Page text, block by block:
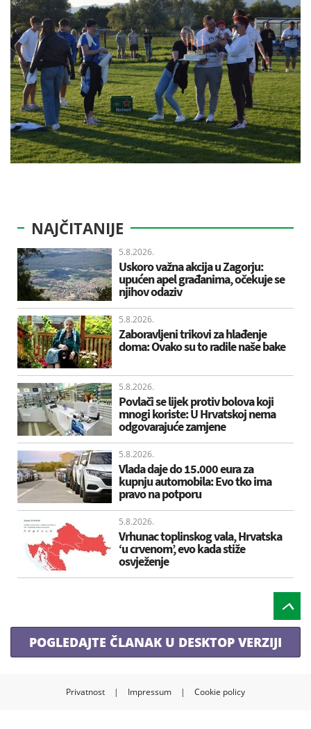
NAJČITANIJE
5.8.2026.
Uskoro važna akcija u Zagorju:
upućen apel građanima, očekuje se
njihov odaziv
5.8.2026.
Zaboravljeni trikovi za hlađenje
doma: Ovako su to radile naše bake
5.8.2026.
Povlači se lijek protiv bolova koji
mnogi koriste: U Hrvatskoj nema
odgovarajuće zamjene
5.8.2026.
Vlada daje do 15.000 eura za
kupnju automobila: Evo tko ima
pravo na potporu
5.8.2026.
Vrhunac toplinskog vala, Hrvatska
‘u crvenom’, evo kada stiže
osvježenje
POGLEDAJTE ČLANAK U DESKTOP VERZIJI
Privatnost | Impressum | Cookie policy